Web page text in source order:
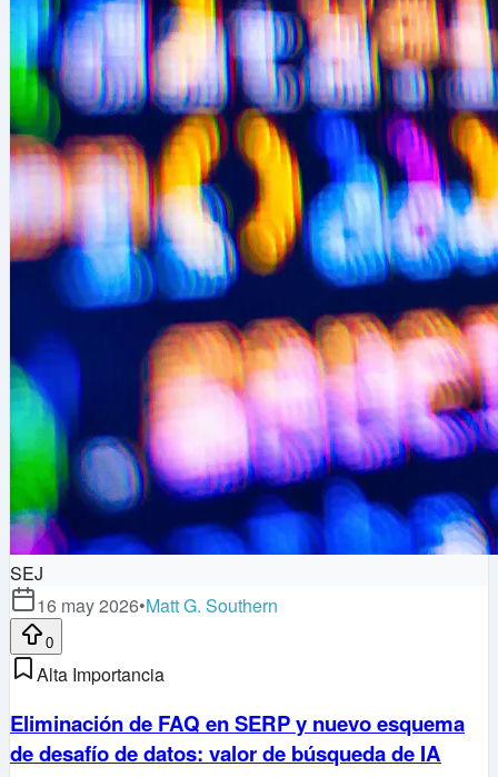
SEJ
16 may 2026•Matt G. Southern
0
Alta Importancia
Eliminación de FAQ en SERP y nuevo esquema
de desafío de datos: valor de búsqueda de IA